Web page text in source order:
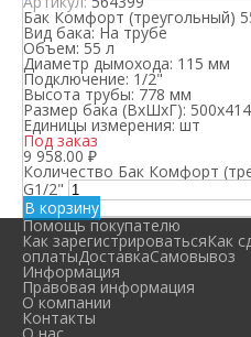
Бак Комфорт (треугольный)
Вид бака: На трубе
Объем: 55 л
Диаметр дымохода: 115 мм
Подключение: 1/2"
Высота трубы: 778 мм
Размер бака (ВхШхГ):
Единицы измерения: шт
Под заказ
9 958.00 ₽
Количество Бак Комфорт
G1/2"
В корзину
Помощь покупателю
Как зарегистрироватьсяКак
оплатыДоставкаСамовывоз
Информация
Правовая информация
О компании
Контакты